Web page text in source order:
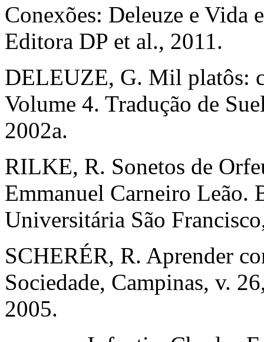
Conexões: Deleuze e Vida
Editora DP et al., 2011.
DELEUZE, G. Mil platôs:
Volume 4. Tradução de
2002a.
RILKE, R. Sonetos de
Emmanuel Carneiro Leão.
Universitária São
SCHERÉR, R. Aprender
Sociedade, Campinas, v.
2005.